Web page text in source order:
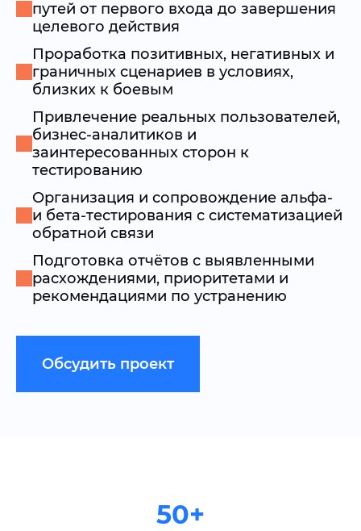
путей от первого входа до завершения
целевого действия
Проработка позитивных, негативных и
граничных сценариев в условиях,
близких к боевым
Привлечение реальных пользователей,
бизнес-аналитиков и
заинтересованных сторон к
тестированию
Организация и сопровождение альфа-
и бета-тестирования с систематизацией
обратной связи
Подготовка отчётов с выявленными
расхождениями, приоритетами и
рекомендациями по устранению
Обсудить проект
50+